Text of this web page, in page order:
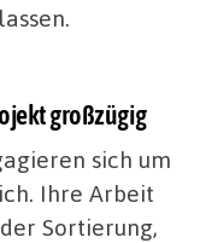
großzügig
sich um
Ihre Arbeit
Sortierung,